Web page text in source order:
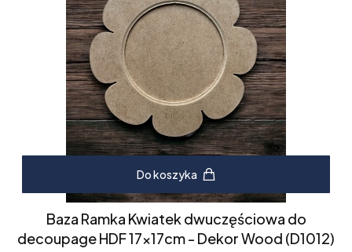
Do koszyka
Baza Ramka Kwiatek dwuczęściowa do
decoupage HDF 17x17cm - Dekor Wood (D1012)